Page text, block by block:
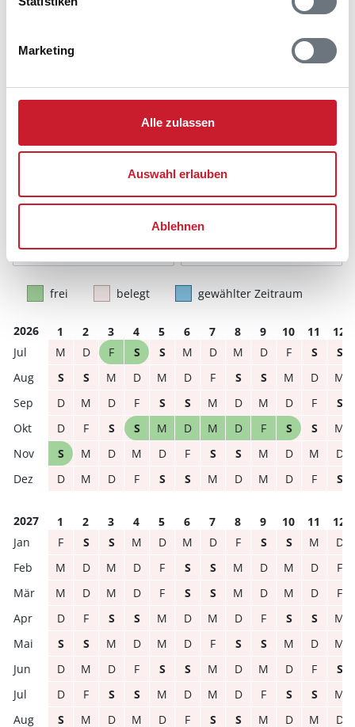
Marketing
Alle zulassen
Auswahl erlauben
Ablehnen
Reisedauer auswählen
Anreisetag im Belegungskalender anklicken
Sie bekommen Verfügbarkeit und Preis angezeigt
Anzahl Reisende
Bitte beachten Sie, dass sich bei Änderungen des
Reisezeitraumes auch Änderungen bei der
können.
frei belegt gewählter Zeitraum
2026 1 2 3 4 5 6 7 8 9 10 11
12
M
D F S S M D M D F S
S
S
S M D M D F S S M D
M
D
M D F S S M D M D F
S
D
F S S M D M D F S S
M
S
M D M D F S S M D M
D
D
M D F S S M D M D F S
2027 1 2 3 4 5 6 7 8 9 10 11
12
F
S S M D M D F S S M
D
M
D M D F S S M D M D
F
M
D M D F S S M D M D
F
D
F S S M D M D F S S
M
S
S M D M D F S S M D
M
D
M D F S S M D M D F
S
D
F S S M D M D F S S
M
S
M D M D F S S M D M D